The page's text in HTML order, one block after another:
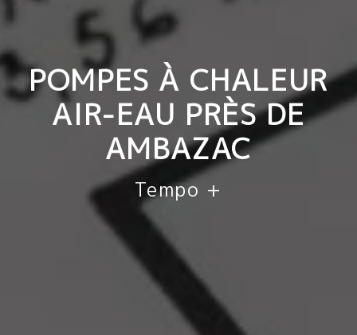
POMPES À CHALEUR
AIR-EAU PRÈS DE
AMBAZAC
Tempo +